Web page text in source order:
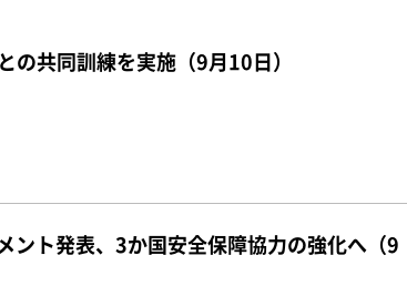
の共同訓練を実施（9月10日）
ント発表、3か国安全保障協力の強化へ（9